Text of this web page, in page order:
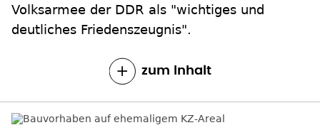
Volksarmee der DDR als "wichtiges und
deutliches Friedenszeugnis".
zum Inhalt
INVESTOR UND DENKMALSCHUTZ